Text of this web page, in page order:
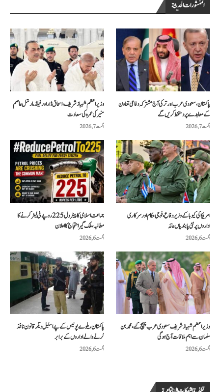
المنشورات الحديثة
وزیراعظم شہباز شریف، اسحاق ڈار اور فیلڈ مارشل عاصم
منیر کی عمرہ کی سعادت
اگست 7, 2026
پاکستان، سعودی عرب اور ترکی آج مشترکہ دفاعی تعاون
کے معاہدے پر دستخط کریں گے
اگست 7, 2026
جماعت اسلامی کا پیٹرول 225 روپے فی لیٹر کرنے کا
مطالبہ، ملک گیر احتجاج کا اعلان
اگست 6, 2026
امریکا کی کیوبا کے وزیر دفاع، فوجی حکام اور سرکاری
اداروں پر نئی پابندیاں عائد
اگست 6, 2026
پاکستان ریلوے پولیس کے پے اسکیل دیگر قانون نافذ
کرنے والے اداروں کے برابر
اگست 6, 2026
وزیراعظم شہباز شریف سعودی عرب پہنچ گئے، محمد بن
سلمان سے اہم ملاقات آج ہوگی
اگست 6, 2026